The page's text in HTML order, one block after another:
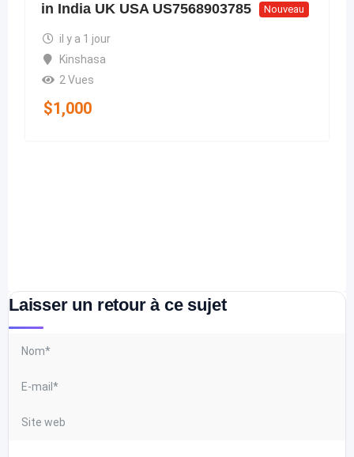
in India UK USA US7568903785
Nouveau
il y a 1 jour
Kinshasa
2 Vues
$1,000
Laisser un retour à ce sujet